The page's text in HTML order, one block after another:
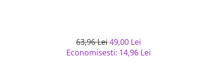
Solutii si lavete de curatare
63,96 Lei49,00 Lei
Economisesti: 14,96 Lei